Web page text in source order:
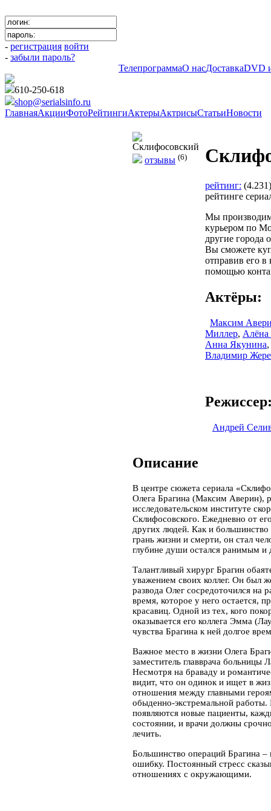
- регистрация войти
- забыли пароль?
ТелепрограммаО насДоставкаDVD
610-250-618
shop@serialsinfo.ru
ГлавнаяАкцииФотоРейтингиАктерыАктрисыСтатьиНовости
отзывы (6)
рейтинг:
рейтинге
Мы
курьером по
другие города
Вы сможете
отправив его в
помощью
Актёры:
Максим
Миллер, Алёна
Анна Якунина,
Владимир
Андрей
Описание
В центре сюжета сериала
Олега Брагина (Максим Аверин),
исследовательском институте
Склифосовского. Ежедневно от
других людей. Как и
грань жизни и смерти, он стал
глубине души остался ранимым
Талантливый хирург Брагин
уважением своих коллег. Он был
развода Олег сосредоточился на
время, которое у него остается,
красавиц. Одной из тех, кого
оказывается его коллега Эмма
чувства Брагина к ней долгое
Важное место в жизни Олега
заместитель главврача больницы
Несмотря на браваду и
видит, что он одинок и ищет в
отношения между главными
обыденно-экстремальной
появляются новые пациенты,
состоянии, и врачи должны
лечить.
Большинство операций Брагина –
ошибку. Постоянный стресс
отношениях с окружающими.